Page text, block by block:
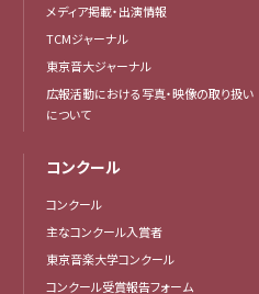
メディア掲載・出演情報
TCMジャーナル
東京音大ジャーナル
広報活動における写真・映像の取り扱い
について
コンクール
コンクール
主なコンクール入賞者
東京音楽大学コンクール
コンクール受賞報告フォーム